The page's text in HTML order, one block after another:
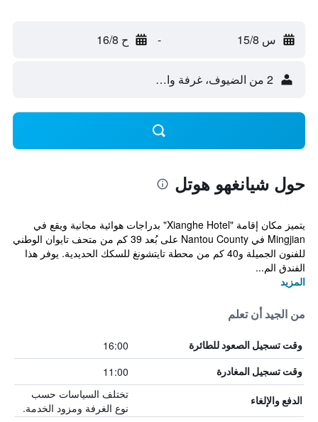
س 15/8 - ح 16/8
2 من الضيوف، غرفة واحدة
حول شيانغهو هوتل
يتميز مكان إقامة "Xianghe Hotel" بدراجات هوائية مجانية ويقع في
Mingjian في Nantou County على بُعد 39 كم من متحف تايوان الوطني
للفنون الجميلة و40 كم من محطة تايتشونغ للسكك الحديدية. يوفر هذا
الفندق الم...
المزيد
من الجيد أن تعلم
وقت تسجيل الصعود للطائرة 16:00
وقت تسجيل المغادرة 11:00
الدفع والإلغاء
تختلف السياسات حسب
نوع الغرفة ومزود الخدمة.